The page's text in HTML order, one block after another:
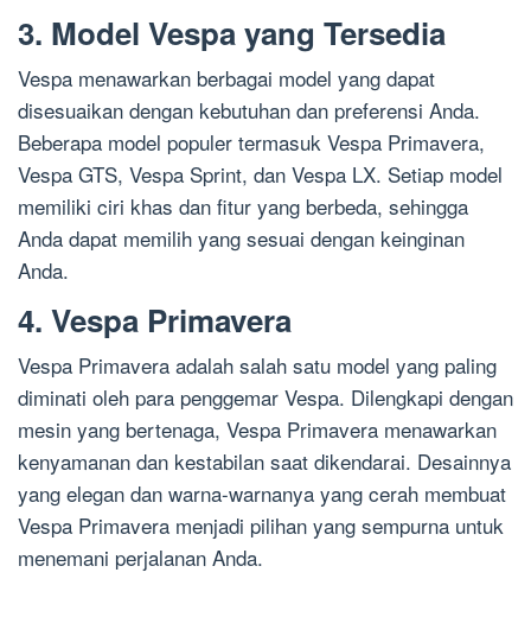
3. Model Vespa yang Tersedia
Vespa menawarkan berbagai model yang dapat
disesuaikan dengan kebutuhan dan preferensi Anda.
Beberapa model populer termasuk Vespa Primavera,
Vespa GTS, Vespa Sprint, dan Vespa LX. Setiap model
memiliki ciri khas dan fitur yang berbeda, sehingga
Anda dapat memilih yang sesuai dengan keinginan
Anda.
4. Vespa Primavera
Vespa Primavera adalah salah satu model yang paling
diminati oleh para penggemar Vespa. Dilengkapi dengan
mesin yang bertenaga, Vespa Primavera menawarkan
kenyamanan dan kestabilan saat dikendarai. Desainnya
yang elegan dan warna-warnanya yang cerah membuat
Vespa Primavera menjadi pilihan yang sempurna untuk
menemani perjalanan Anda.